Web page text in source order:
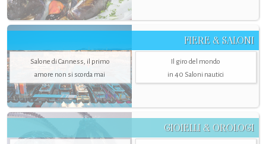
FIERE & SALONI
Salone di Canness, il primo
amore non si scorda mai
Il giro del mondo
in 40 Saloni nautici
GIOIELLI & OROLOGI